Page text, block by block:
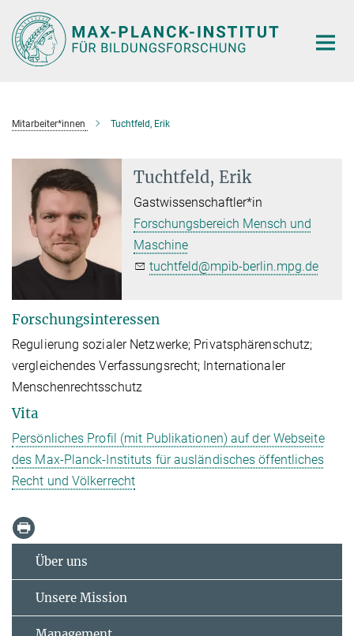
Hauptinhalt
Mitarbeiter*innen Tuchtfeld, Erik
Tuchtfeld, Erik
Gastwissenschaftler*in
Forschungsbereich Mensch und
Maschine
tuchtfeld@mpib-berlin.mpg.de
Forschungsinteressen
Regulierung sozialer Netzwerke; Privatsphärenschutz;
vergleichendes Verfassungsrecht; Internationaler
Menschenrechtsschutz
Vita
Persönliches Profil (mit Publikationen) auf der Webseite
des Max-Planck-Instituts für ausländisches öffentliches
Recht und Völkerrecht
Über uns
Unsere Mission